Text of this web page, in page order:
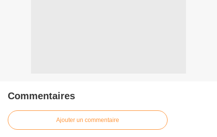
Commentaires
Ajouter un commentaire